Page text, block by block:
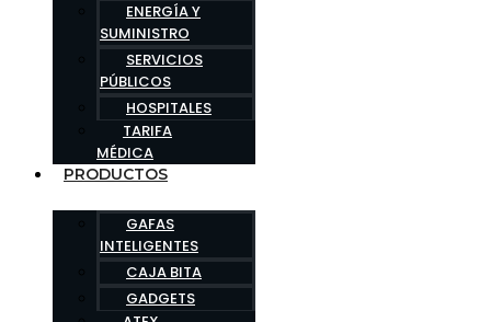
ENERGÍA Y
SUMINISTRO
SERVICIOS
PÚBLICOS
HOSPITALES
TARIFA
MÉDICA
PRODUCTOS
GAFAS
INTELIGENTES
CAJA BITA
GADGETS